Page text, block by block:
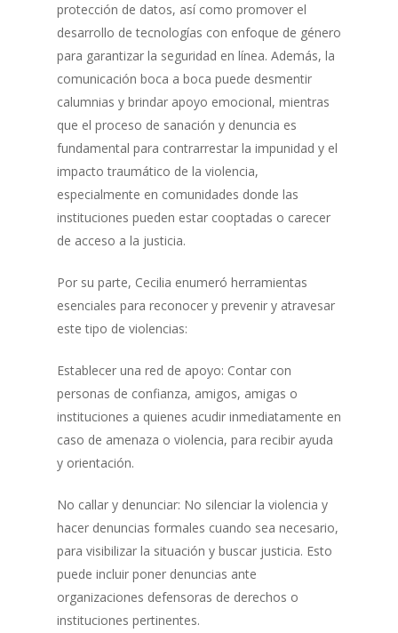
protección de datos, así como promover el
desarrollo de tecnologías con enfoque de género
para garantizar la seguridad en línea. Además, la
comunicación boca a boca puede desmentir
calumnias y brindar apoyo emocional, mientras
que el proceso de sanación y denuncia es
fundamental para contrarrestar la impunidad y el
impacto traumático de la violencia,
especialmente en comunidades donde las
instituciones pueden estar cooptadas o carecer
de acceso a la justicia.
Por su parte, Cecilia enumeró herramientas
esenciales para reconocer y prevenir y atravesar
este tipo de violencias:
Establecer una red de apoyo: Contar con
personas de confianza, amigos, amigas o
instituciones a quienes acudir inmediatamente en
caso de amenaza o violencia, para recibir ayuda
y orientación.
No callar y denunciar: No silenciar la violencia y
hacer denuncias formales cuando sea necesario,
para visibilizar la situación y buscar justicia. Esto
puede incluir poner denuncias ante
organizaciones defensoras de derechos o
instituciones pertinentes.